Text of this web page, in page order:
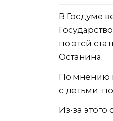
В Госдуме
по этой
Останина.
По мнению
с детьми,
Из-за